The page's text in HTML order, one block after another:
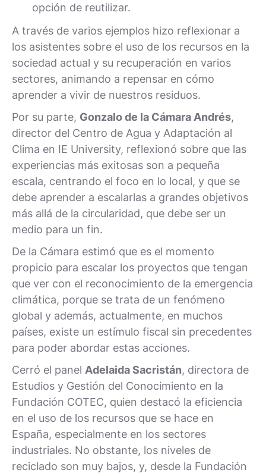
opción de reutilizar.
A través de varios ejemplos hizo reflexionar a
los asistentes sobre el uso de los recursos en la
sociedad actual y su recuperación en varios
sectores, animando a repensar en cómo
aprender a vivir de nuestros residuos.
Por su parte, Gonzalo de la Cámara Andrés,
director del Centro de Agua y Adaptación al
Clima en IE University, reflexionó sobre que las
experiencias más exitosas son a pequeña
escala, centrando el foco en lo local, y que se
debe aprender a escalarlas a grandes objetivos
más allá de la circularidad, que debe ser un
medio para un fin.
De la Cámara estimó que es el momento
propicio para escalar los proyectos que tengan
que ver con el reconocimiento de la emergencia
climática, porque se trata de un fenómeno
global y además, actualmente, en muchos
países, existe un estímulo fiscal sin precedentes
para poder abordar estas acciones.
Cerró el panel Adelaida Sacristán, directora de
Estudios y Gestión del Conocimiento en la
Fundación COTEC, quien destacó la eficiencia
en el uso de los recursos que se hace en
España, especialmente en los sectores
industriales. No obstante, los niveles de
reciclado son muy bajos, y, desde la Fundación